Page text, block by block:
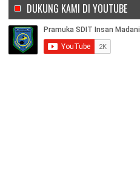
DUKUNG KAMI DI YOUTUBE